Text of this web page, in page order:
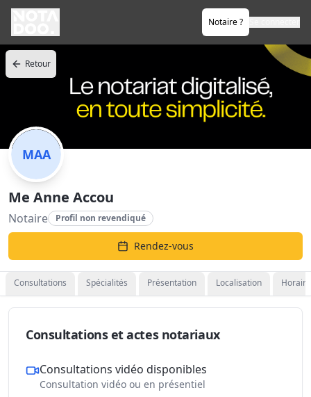
Notaire ?
Retour
MAA
Me Anne Accou
Notaire Profil non revendiqué
Rendez-vous
Consultations Spécialités Présentation Localisation
Consultations et actes notariaux
Consultations vidéo disponibles
Consultation vidéo ou en présentiel